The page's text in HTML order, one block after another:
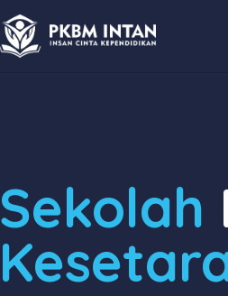
Sekolah